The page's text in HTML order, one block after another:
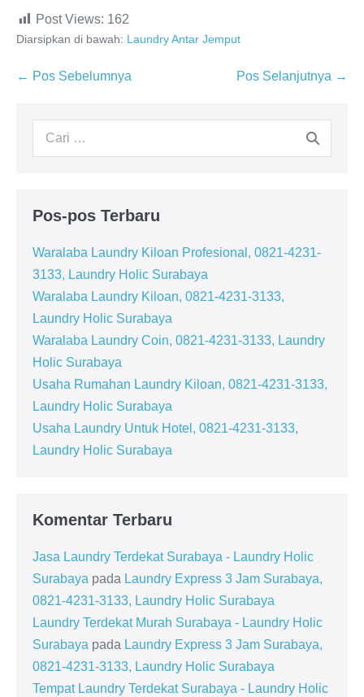
Post Views: 162
Diarsipkan di bawah: Laundry Antar Jemput
Navigasi
← Pos Sebelumnya Pos Selanjutnya →
Pencarian
Pos-pos Terbaru
Waralaba Laundry Kiloan Profesional, 0821-4231-
3133, Laundry Holic Surabaya
Waralaba Laundry Kiloan, 0821-4231-3133,
Laundry Holic Surabaya
Waralaba Laundry Coin, 0821-4231-3133, Laundry
Holic Surabaya
Usaha Rumahan Laundry Kiloan, 0821-4231-3133,
Laundry Holic Surabaya
Usaha Laundry Untuk Hotel, 0821-4231-3133,
Laundry Holic Surabaya
Komentar Terbaru
Jasa Laundry Terdekat Surabaya - Laundry Holic
Surabaya pada Laundry Express 3 Jam Surabaya,
0821-4231-3133, Laundry Holic Surabaya
Laundry Terdekat Murah Surabaya - Laundry Holic
Surabaya pada Laundry Express 3 Jam Surabaya,
0821-4231-3133, Laundry Holic Surabaya
Tempat Laundry Terdekat Surabaya - Laundry Holic